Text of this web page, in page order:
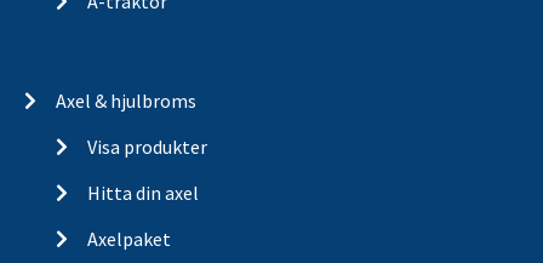
Axel & hjulbroms
Visa produkter
Hitta din axel
Axelpaket